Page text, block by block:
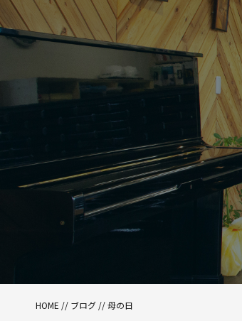
HOME // ブログ // 母の日